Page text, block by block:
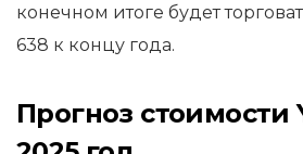
конечном итоге будет
638 к концу года.
Прогноз стоимости